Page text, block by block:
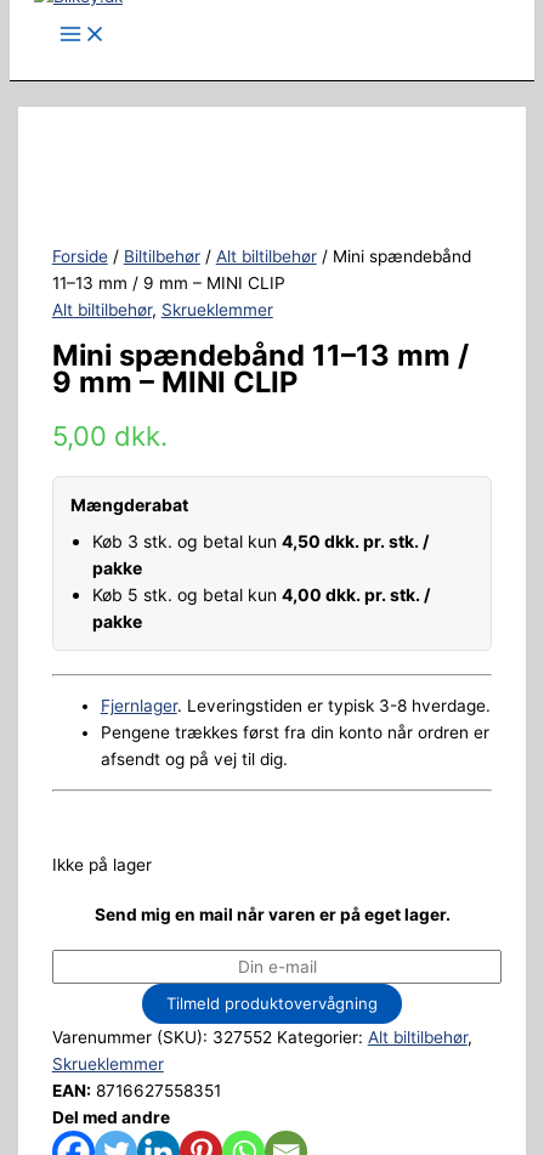
Forside/ Biltilbehør/ Alt biltilbehør/ Mini spændebånd
11–13 mm / 9 mm – MINI CLIP
Alt biltilbehør, Skrueklemmer
Mini spændebånd 11–13 mm /
9 mm – MINI CLIP
5,00 dkk.
Mængderabat
Køb 3 stk. og betal kun 4,50 dkk.pr. stk. /
pakke
Køb 5 stk. og betal kun 4,00 dkk.pr. stk. /
pakke
Fjernlager. Leveringstiden er typisk 3-8 hverdage.
Pengene trækkes først fra din konto når ordren er
afsendt og på vej til dig.
Ikke på lager
Send mig en mail når varen er på eget lager.
Tilmeld produktovervågning
Varenummer (SKU): 327552 Kategorier: Alt biltilbehør,
Skrueklemmer
EAN: 8716627558351
Del med andre